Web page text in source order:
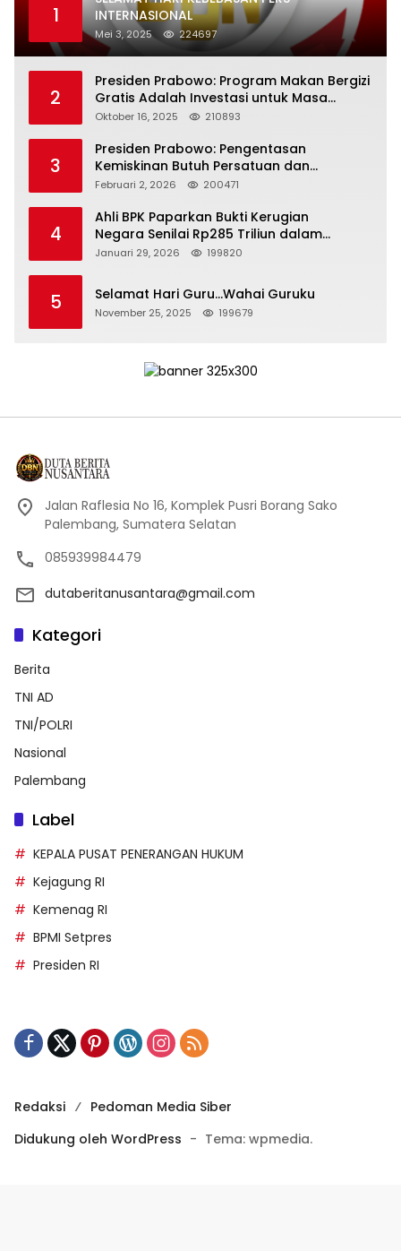
1
INTERNASIONAL
Mei 3, 2025 224697
2
Presiden Prabowo: Program Makan Bergizi
Gratis Adalah Investasi untuk Masa
Depan Bangsa
Oktober 16, 2025 210893
3
Presiden Prabowo: Pengentasan
Kemiskinan Butuh Persatuan dan
Kepemimpinan yang Bertanggung Jawab
Februari 2, 2026 200471
4
Ahli BPK Paparkan Bukti Kerugian
Negara Senilai Rp285 Triliun dalam
Persidangan Korupsi PT Pertamina
Januari 29, 2026 199820
5 Selamat Hari Guru…Wahai Guruku
November 25, 2025 199679
Jalan Raflesia No 16, Komplek Pusri Borang Sako
Palembang, Sumatera Selatan
085939984479
dutaberitanusantara@gmail.com
Kategori
Berita
TNI AD
TNI/POLRI
Nasional
Palembang
Label
KEPALA PUSAT PENERANGAN HUKUM
Kejagung RI
Kemenag RI
BPMI Setpres
Presiden RI
Redaksi
Pedoman Media Siber
Didukung oleh WordPress - Tema: wpmedia.